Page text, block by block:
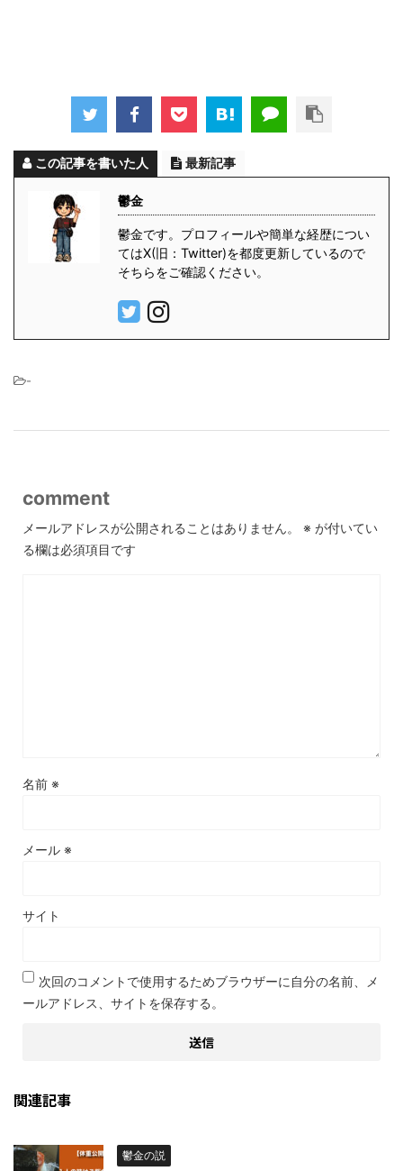
この記事を書いた人 最新記事
鬱金
鬱金です。プロフィールや簡単な経歴につい
てはX(旧：Twitter)を都度更新しているので
そちらをご確認ください。
-
comment
メールアドレスが公開されることはありません。 ※ が付いてい
る欄は必須項目です
名前 ※
メール ※
サイト
次回のコメントで使用するためブラウザーに自分の名前、メ
ールアドレス、サイトを保存する。
関連記事
鬱金の説